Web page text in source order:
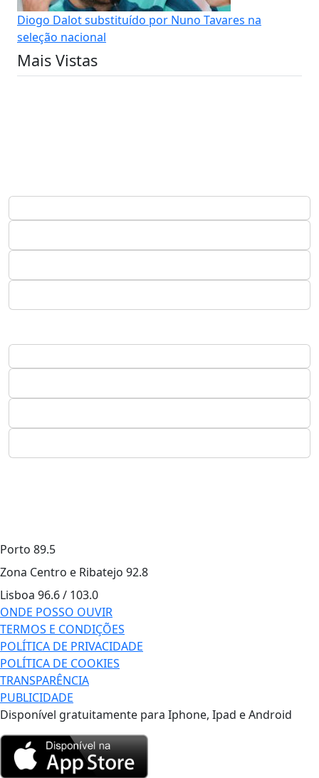
Diogo Dalot substituído por Nuno Tavares na
seleção nacional
Mais Vistas
Porto 89.5
Zona Centro e Ribatejo 92.8
Lisboa 96.6 / 103.0
ONDE POSSO OUVIR
TERMOS E CONDIÇÕES
POLÍTICA DE PRIVACIDADE
POLÍTICA DE COOKIES
TRANSPARÊNCIA
PUBLICIDADE
Disponível gratuitamente para Iphone, Ipad e Android